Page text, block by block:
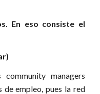
En eso consiste el
managers
de empleo, pues la red